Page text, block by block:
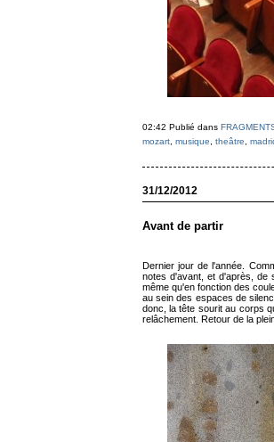
02:42 Publié dans
mozart, musique, theâtre,
31/12/2012
Avant de partir
Dernier jour de l'année.
notes d'avant, et d'après, de
même qu'en fonction des
au sein des espaces de
donc, la tête sourit au corps
relâchement. Retour de la